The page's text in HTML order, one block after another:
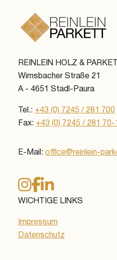
REINLEIN HOLZ &
Wimsbacher Straße 21
A - 4651 Stadl-Paura
Tel.: +43 (0) 7245 / 281 700
Fax: +43 (0) 7245 / 281 70-
E-Mail: office@reinlein-
WICHTIGE LINKS
Impressum
Datenschutz